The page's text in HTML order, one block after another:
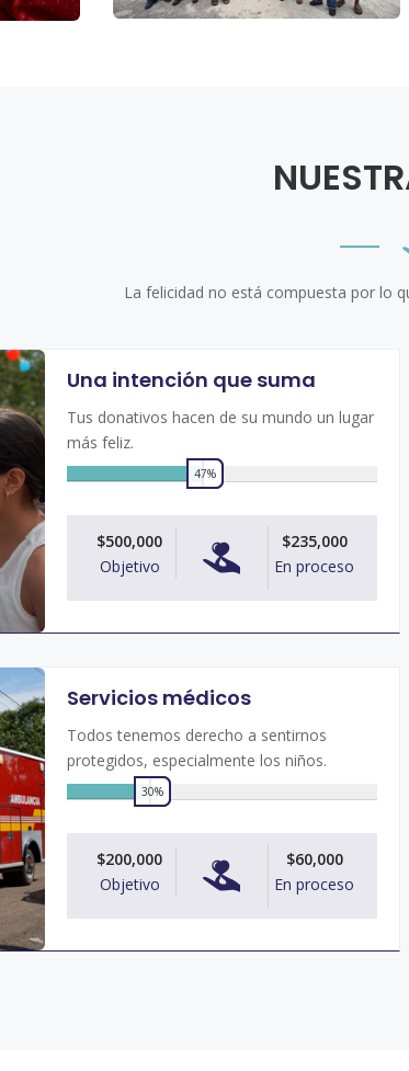
La felicidad no está compuesta por lo
Una intención que suma
Tus donativos hacen de su mundo un lugar
más feliz.
0
47%
$500,000
Objetivo
$235,000
En proceso
Servicios médicos
Todos tenemos derecho a sentirnos
protegidos, especialmente los niños.
0
30%
$200,000
Objetivo
$60,000
En proceso